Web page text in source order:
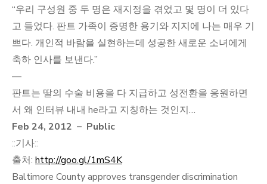
“우리 구성원 중 두 명은 재지정을 겪었고 몇 명이 더 있다
고 들었다. 판트 가족이 증명한 용기와 지지에 나는 매우 기
쁘다. 개인적 바람을 실현하는데 성공한 새로운 소녀에게
축하 인사를 보낸다.”
—
판트는 딸의 수술 비용을 다 지급하고 성전환을 응원하면
서 왜 인터뷰 내내 he라고 지칭하는 것인지…
Feb 24, 2012 – Public
::기사::
출처: http://goo.gl/1mS4K
Baltimore County approves transgender discrimination